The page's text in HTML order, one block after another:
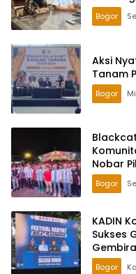
Bogor
Aksi
Tanam
Bogor
Nobar
Bogor
KADIN
Sukses
Lewat
Bogor